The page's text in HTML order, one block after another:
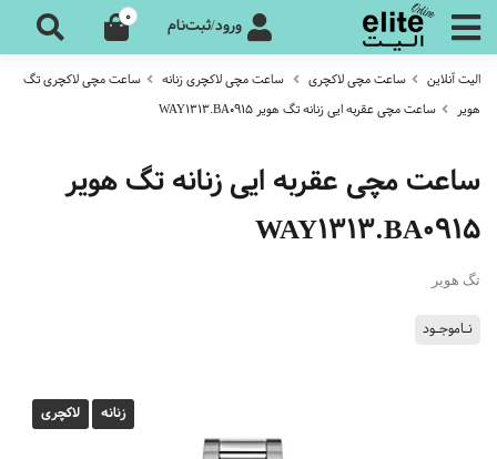
ورود/ثبت‌نام 0
الیت آنلاین ساعت مچی لاکچری ساعت مچی لاکچری زنانه
ساعت مچی لاکچری تگ
هویر
ساعت مچی عقربه ایی زنانه تگ هویر WAY1313.BA0915
ساعت مچی عقربه ایی زنانه تگ هویر
WAY1313.BA0915
تگ هویر
نـاموجـود
زنانه لاکچری